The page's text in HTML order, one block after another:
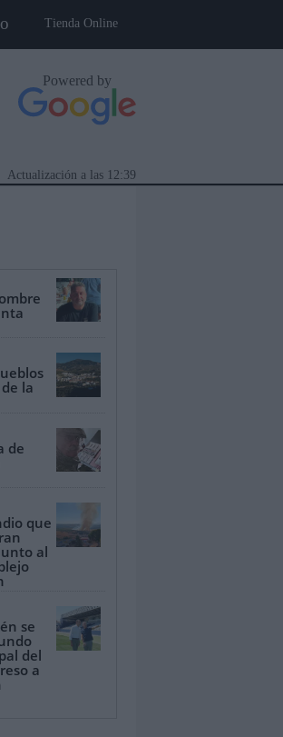
Tienda Online
Powered by
12:39
Actualización a las
Especiales
la
de
que
al
se
del
a